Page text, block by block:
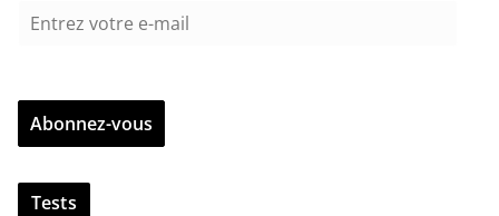
r
z
v
Abonnez-vous
Tests